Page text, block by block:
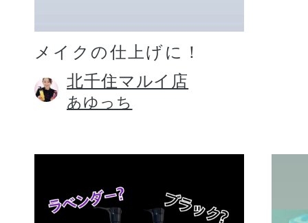
メイクの仕上げに！
北千住マルイ店
あゆっち